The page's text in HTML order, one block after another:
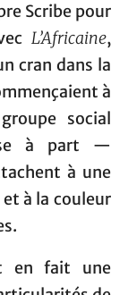
Scribe pour
L’Africaine,
cran dans la
à
social
à part —
à une
à la couleur
en fait une